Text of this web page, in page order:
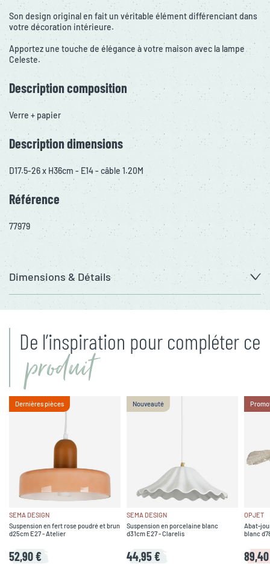
Son design original en fait un véritable élément différenciant dans
votre décoration intérieure.
Apportez une touche de élégance à votre maison avec la lampe
Celeste.
Description composition
Verre + papier
Description dimensions
D17.5-26 x H36cm - E14 - câble 1.20M
Référence
77979
Dimensions & Détails
De l’inspiration pour compléter ce
produit
Dernières pièces
SEMA DESIGN
Suspension en fert rose poudré et brun
d25cm E27 - Atelier
52,90 €
Nouveauté
SEMA DESIGN
Suspension en porcelaine blanc
d31cm E27 - Clarelis
44,95 €
OPJET
Abat-
blanc